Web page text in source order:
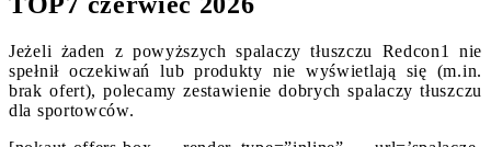
Jeżeli żaden z powyższych spalaczy tłuszczu Redcon1 nie
spełnił oczekiwań lub produkty nie wyświetlają się (m.in.
brak ofert), polecamy zestawienie dobrych spalaczy tłuszczu
dla sportowców.